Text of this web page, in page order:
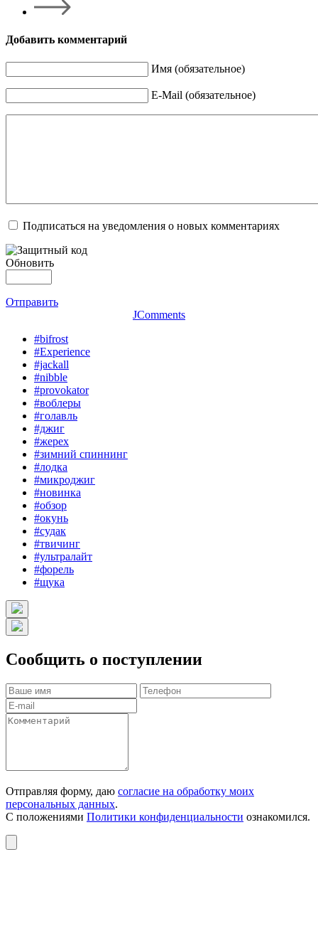
Добавить комментарий
Имя (обязательное)
E-Mail (обязательное)
Подписаться на уведомления о новых комментариях
Обновить
Отправить
JComments
#bifrost
#Experience
#jackall
#nibble
#provokator
#воблеры
#голавль
#джиг
#жерех
#зимний спиннинг
#лодка
#микроджиг
#новинка
#обзор
#окунь
#судак
#твичинг
#ультралайт
#форель
#щука
Сообщить о поступлении
Отправляя форму, даю согласие на обработку моих
персональных данных.
С положениями Политики конфиденциальности ознакомился.